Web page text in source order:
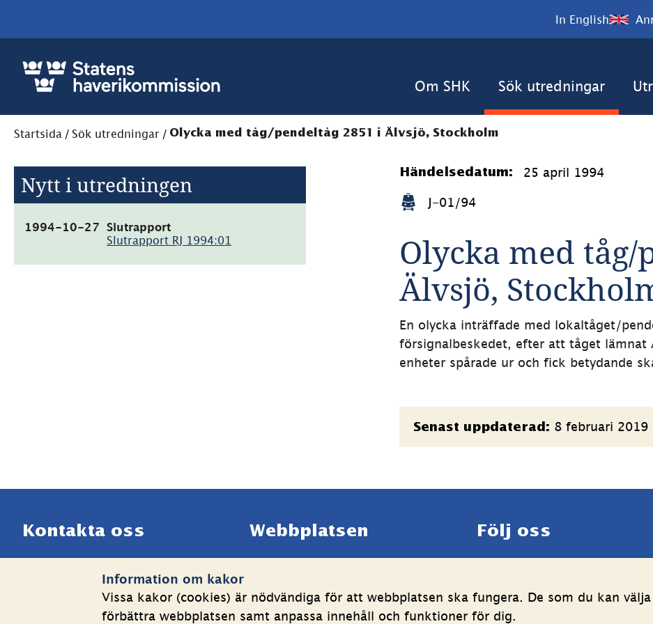
Information om kakor
Vissa kakor (cookies) är nödvändiga för att webbplatsen ska fungera. De som du kan
förbättra webbplatsen samt anpassa innehåll och funktioner för dig.
In English
Om SHK Sök utredningar
Startsida / Sök utredningar / Olycka med tåg/pendeltåg 2851 i Älvsjö, Stockholm
Nytt i utredningen
1994-10-27
Slutrapport
Slutrapport RJ 1994:01
(pdf,
Händelsedatum: 25 april 1994
J-01/94
Olycka med tåg/
Älvsjö,
En olycka inträffade med lokaltåget/
försignalbeskedet, efter att tåget lämnat
enheter spårade ur och fick betydande
Sidinformation
Senast uppdaterad: 8 februari 2019
Kontakta oss
Telefon växel: 08-508 862
info@shk.se
Webbplatsen
Om kakor
Tillgänglighetsredogörelse
Följ oss
(länk
till
(länk